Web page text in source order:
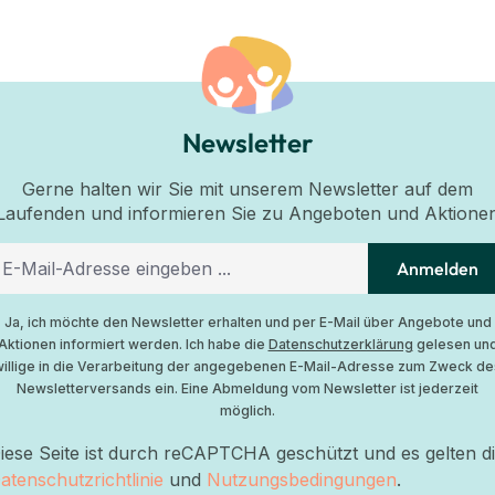
Newsletter
Gerne halten wir Sie mit unserem Newsletter auf dem
und informieren Sie zu Angeboten und
Anmelden
Ja, ich möchte den Newsletter erhalten und per E-Mail über Angebote und
informiert werden. Ich habe die Datenschutzerklärung gelesen
in die Verarbeitung der angegebenen E-Mail-Adresse zum Zweck
Newsletterversands ein. Eine Abmeldung vom Newsletter ist jederzeit
möglich.
Seite ist durch reCAPTCHA geschützt und es gelten
und Nutzungsbedingungen.